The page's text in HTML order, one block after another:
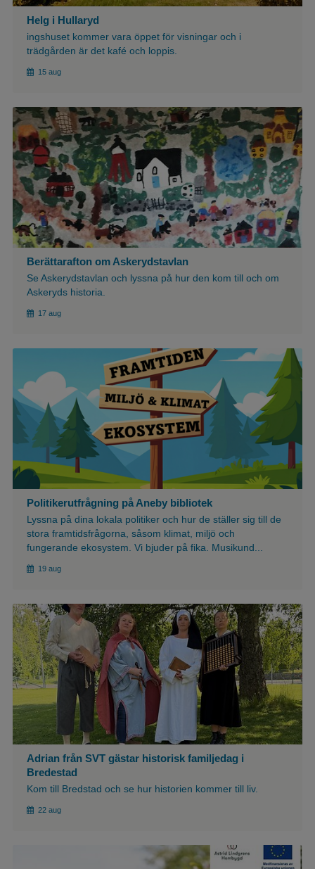
Helg i Hullaryd
ingshuset kommer vara öppet för visningar och i
trädgården är det kafé och loppis.
15 aug
Berättarafton om Askerydstavlan
Se Askerydstavlan och lyssna på hur den kom till och om
Askeryds historia.
17 aug
${article.imgAlt}
Politikerutfrågning på Aneby bibliotek
Lyssna på dina lokala politiker och hur de ställer sig till de
stora framtidsfrågorna, såsom klimat, miljö och
fungerande ekosystem. Vi bjuder på fika. Musikund...
19 aug
Adrian från SVT gästar historisk familjedag i
Bredestad
Kom till Bredstad och se hur historien kommer till liv.
22 aug
${article.imgAlt}